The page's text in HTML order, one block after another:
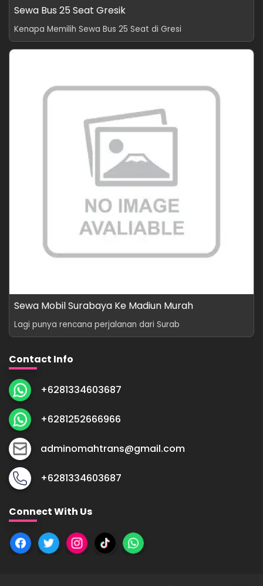
Sewa Bus 25 Seat Gresik
Kenapa Memilih Sewa Bus 25 Seat di Gresi
Sewa Mobil Surabaya Ke Madiun Murah
Lagi punya rencana perjalanan dari Surab
Contact Info
+6281334603687
+6281252666966
adminomahtrans@gmail.com
+6281334603687
Connect With Us